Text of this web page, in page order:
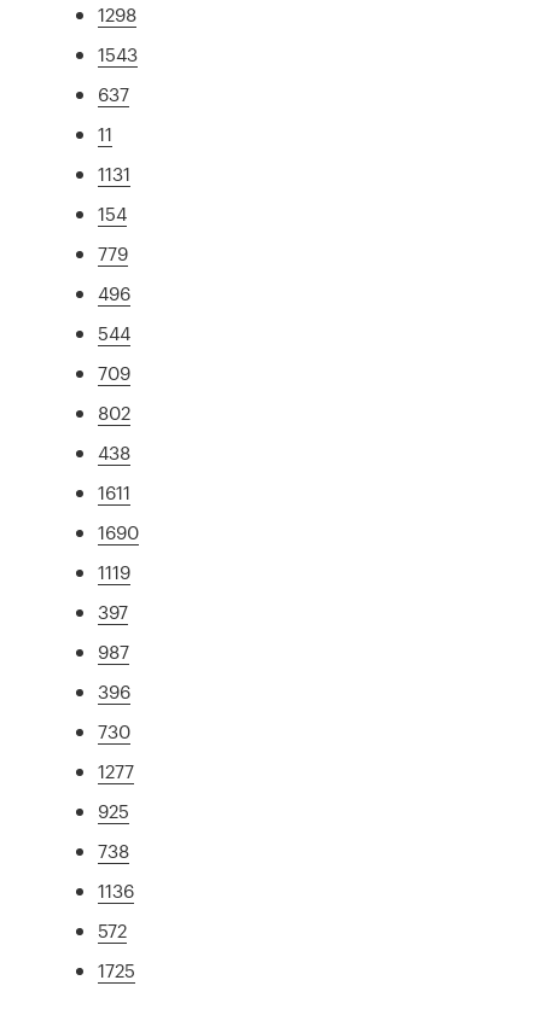
1298
1543
637
11
1131
154
779
496
544
709
802
438
1611
1690
1119
397
987
396
730
1277
925
738
1136
572
1725